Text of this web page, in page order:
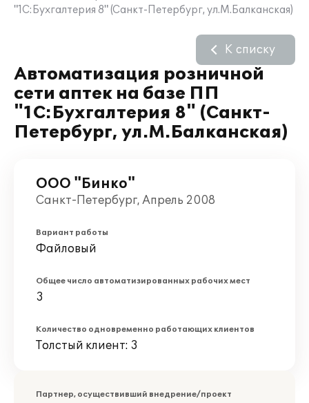
"1С:Бухгалтерия 8" (Санкт-Петербург, ул.М.Балканская)
Автоматизация розничной
сети аптек на базе ПП
"1С:Бухгалтерия 8" (Санкт-
Петербург, ул.М.Балканская)
К списку
ООО "Бинко"
Санкт-Петербург, Апрель 2008
Вариант работы
Файловый
Общее число автоматизированных рабочих мест
3
Количество одновременно работающих клиентов
Толстый клиент: 3
Партнер, осуществивший внедрение/проект